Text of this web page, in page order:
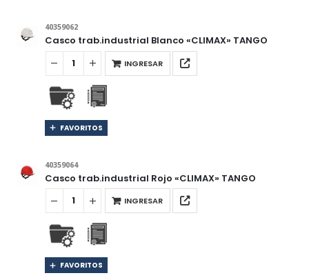
40359062
Casco trab.industrial Blanco «CLIMAX» TANGO
INGRESAR
FAVORITOS
40359064
Casco trab.industrial Rojo «CLIMAX» TANGO
INGRESAR
FAVORITOS